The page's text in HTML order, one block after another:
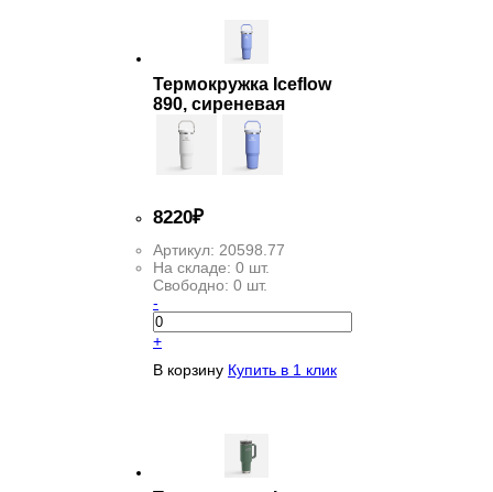
Термокружка Iceflow
890, сиреневая
8220₽
Артикул: 20598.77
На складе: 0 шт.
Свободно: 0 шт.
-
+
В корзину Купить в 1 клик